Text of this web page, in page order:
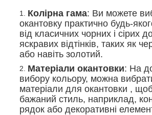
Колірна гама: Ви можете
окантовку практично будь-
від класичних чорних і сірих
яскравих відтінків, таких як
або навіть золотий.
Матеріали окантовки: На
вибору кольору, можна вибрати
матеріали для окантовки ,
бажаний стиль, наприклад,
рядок або декоративні